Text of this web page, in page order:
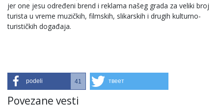
jer one jesu određeni brend i reklama našeg grada za veliki broj
turista u vreme muzičkih, filmskih, slikarskih i drugih kulturno-
turističkih događaja.
podeli 41 твеет
Povezane vesti